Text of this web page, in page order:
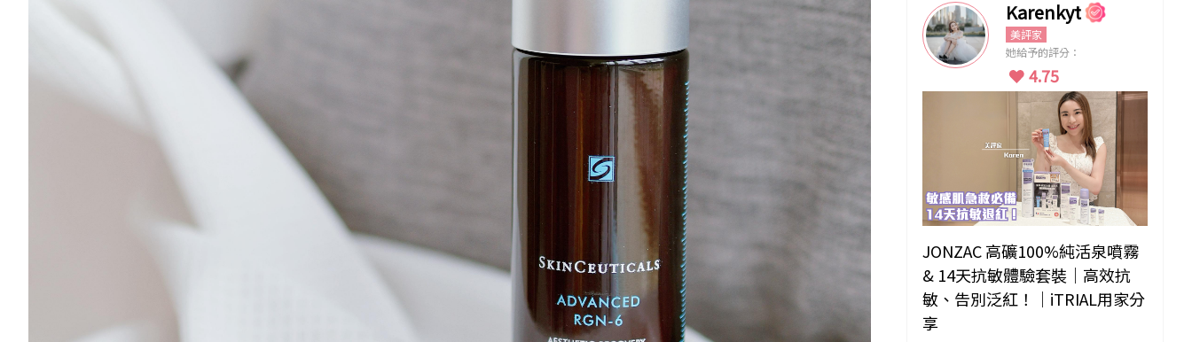
Karenkyt
美評家
她給予的評分：
4.75
JONZAC 高礦100%純活泉噴霧
& 14天抗敏體驗套裝｜高效抗
敏、告別泛紅！｜iTRIAL用家分
享